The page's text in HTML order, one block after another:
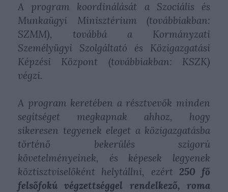
A program koordinálását a Szociális és
Munkaügyi Minisztérium (továbbiakban:
SZMM), továbbá a Kormányzati
Személyügyi Szolgáltató és Közigazgatási
Képzési Központ (továbbiakban: KSZK)
végzi.
A program keretében a résztvevők minden
segítséget megkapnak ahhoz, hogy
sikeresen tegyenek eleget a közigazgatásba
történő bekerülés szigorú
követelményeinek, és képesek legyenek
köztisztviselőként helytállni, ezért 250 fő
felsőfokú végzettséggel rendelkező, roma